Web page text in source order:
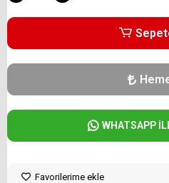
WHATSAPP
Favorilerime ekle